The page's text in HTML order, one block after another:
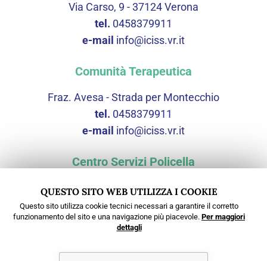
Via Carso, 9 - 37124 Verona
tel. 0458379911
e-mail info@iciss.vr.it
Comunità Terapeutica
Fraz. Avesa - Strada per Montecchio
tel. 0458379911
e-mail info@iciss.vr.it
Centro Servizi Policella
Via Scopella, 3 - 37060 Castel d'Azzano (VR)
tel.0458379911
e-mailcspolicella@iciss.vr.it
QUESTO SITO WEB UTILIZZA I COOKIE
Questo sito utilizza cookie tecnici necessari a garantire il corretto
funzionamento del sito e una navigazione più piacevole. Per maggiori
dettagli